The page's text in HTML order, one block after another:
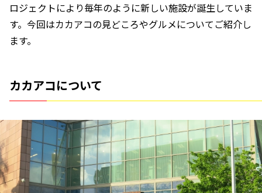
ロジェクトにより毎年のように新しい施設が誕生していま
す。今回はカカアコの見どころやグルメについてご紹介し
ます。
カカアコについて